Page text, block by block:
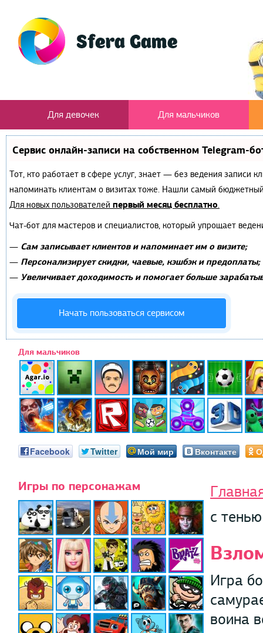
Для девочек Для мальчиков
Сервис онлайн-записи на собственном Telegram-
Тот, кто работает в сфере услуг, знает — без ведения записи
напоминать клиентам о визитах тоже. Нашли самый
Для новых пользователей первый месяц бесплатно.
Чат-бот для мастеров и специалистов, который упрощает
— Сам записывает клиентов и напоминает им о визите;
— Персонализирует скидки, чаевые, кэшбэк и предоплаты;
— Увеличивает доходимость и помогает больше
Начать пользоваться сервисом
Для мальчиков
Facebook Twitter Мой мир Вконтакте
Игры по персонажам
с тенью
Игра
воина